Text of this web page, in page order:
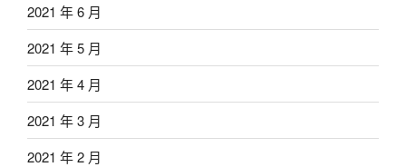
2021 年 6 月
2021 年 5 月
2021 年 4 月
2021 年 3 月
2021 年 2 月